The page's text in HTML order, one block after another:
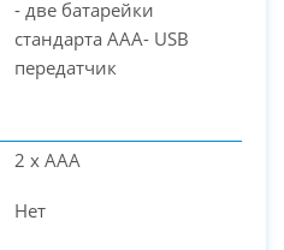
- две батарейки
стандарта AAA- USB
передатчик
2 x AAA
Нет